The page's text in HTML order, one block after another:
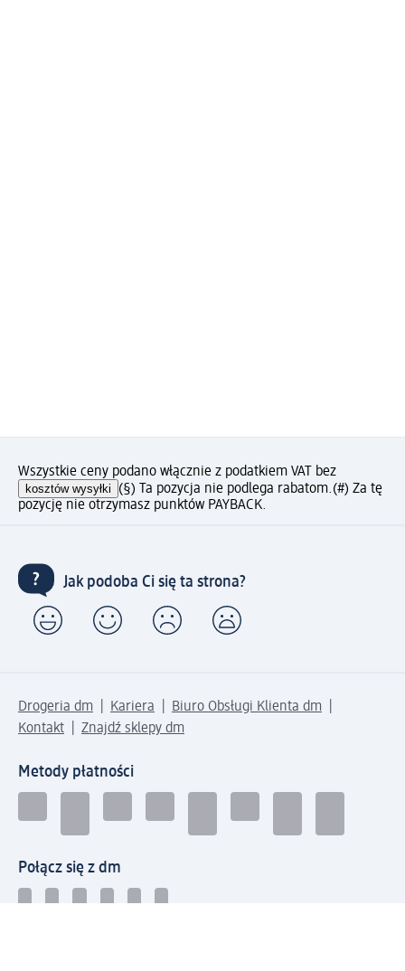
Wszystkie ceny podano włącznie z podatkiem VAT bez
kosztów wysyłki (§) Ta pozycja nie podlega rabatom.(#) Za tę
pozycję nie otrzymasz punktów PAYBACK.
Jak podoba Ci się ta strona?
Drogeria dm Kariera
Biuro Obsługi Klienta dm
Kontakt
Znajdź sklepy dm
Metody płatności
Połącz się z dm